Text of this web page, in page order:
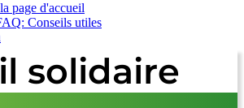
page d'accueil
Conseils utiles
solidaire